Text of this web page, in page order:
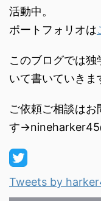
活動中。
ポートフォリオは
このブログでは
いて書いていきま
ご依頼ご相談はお
す
Tweets by